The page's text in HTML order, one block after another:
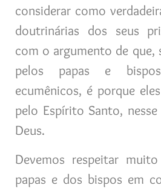
considerar como
doutrinárias dos seus
com o argumento de que,
pelos papas e
ecumênicos, é porque
pelo Espírito Santo,
Deus.
Devemos respeitar
papas e dos bispos em